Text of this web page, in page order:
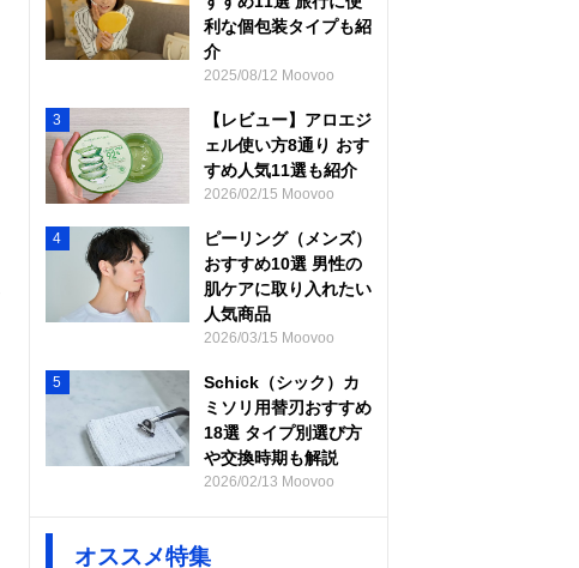
利な個包装タイプも紹
介
2025/08/12 Moovoo
3
【レビュー】アロエジ
ェル使い方8通り おす
すめ人気11選も紹介
2026/02/15 Moovoo
4
ピーリング（メンズ）
おすすめ10選 男性の
肌ケアに取り入れたい
人気商品
2026/03/15 Moovoo
5
Schick（シック）カ
ミソリ用替刃おすすめ
18選 タイプ別選び方
や交換時期も解説
2026/02/13 Moovoo
オススメ特集